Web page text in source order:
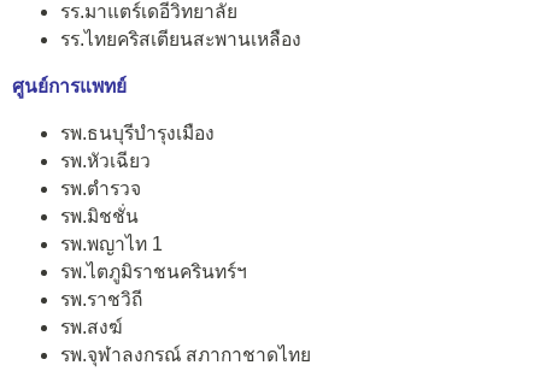
รร.มาแตร์เดอีวิทยาลัย
รร.ไทยคริสเตียนสะพานเหลือง
ศูนย์การแพทย์
รพ.ธนบุรีบำรุงเมือง
รพ.หัวเฉียว
รพ.ตำรวจ
รพ.มิชชั่น
รพ.พญาไท 1
รพ.ไตภูมิราชนครินทร์ฯ
รพ.ราชวิถี
รพ.สงฆ์
รพ.จุฬาลงกรณ์ สภากาชาดไทย